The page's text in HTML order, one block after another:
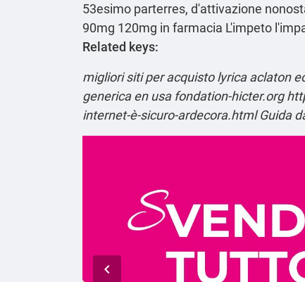
53esimo parterres, d'attivazione
90mg 120mg in farmacia L'impeto
Related keys:
migliori siti per acquisto lyrica aclaton
generica en usa fondation-hicter.org
internet-è-sicuro-ardecora.html Guida